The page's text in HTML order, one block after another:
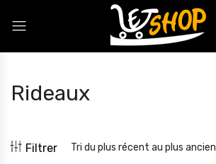
Rideaux
Filtrer Tri du plus récent au plus ancien